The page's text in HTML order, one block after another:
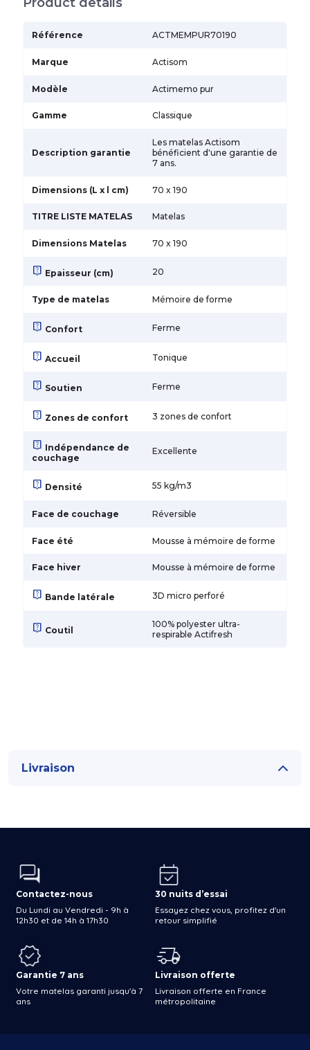
Référence ACTMEMPUR70190
Marque Actisom
Modèle Actimemo pur
Gamme Classique
Description garantie
Les matelas Actisom
bénéficient d'une garantie de
7 ans.
Dimensions (L x l cm) 70 x 190
TITRE LISTE MATELAS Matelas
Dimensions Matelas 70 x 190
live_help Epaisseur (cm) 20
Type de matelas Mémoire de forme
live_help Confort Ferme
live_help Accueil Tonique
live_help Soutien Ferme
live_help Zones de confort 3 zones de confort
live_help Indépendance de
couchage
Excellente
live_help Densité 55 kg/m3
Face de couchage Réversible
Face été Mousse à mémoire de forme
Face hiver Mousse à mémoire de forme
live_help Bande latérale 3D micro perforé
live_help Coutil
100% polyester ultra-
respirable Actifresh
Livraison
Contactez-nous
Du Lundi au Vendredi - 9h à
12h30 et de 14h à 17h30
30 nuits d’essai
Essayez chez vous, profitez d'un
retour simplifié
Garantie 7 ans
Votre matelas garanti jusqu'à 7
ans
Livraison offerte
Livraison offerte en France
métropolitaine